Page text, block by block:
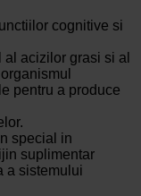
cognitive si
acizilor grasi si al
pentru a produce
special in
suplimentar
a sistemului